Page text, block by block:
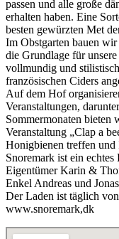
passen und alle große
erhalten haben. Eine
besten gewürzten Met
Im Obstgarten bauen
die Grundlage für
vollmundig und
französischen Ciders
Auf dem Hof
Veranstaltungen,
Sommermonaten bieten
Veranstaltung „Clap a
Honigbienen treffen und
Snoremark ist ein
Eigentümer Karin &
Enkel Andreas und
Der Laden ist täglich
www.snoremark,dk